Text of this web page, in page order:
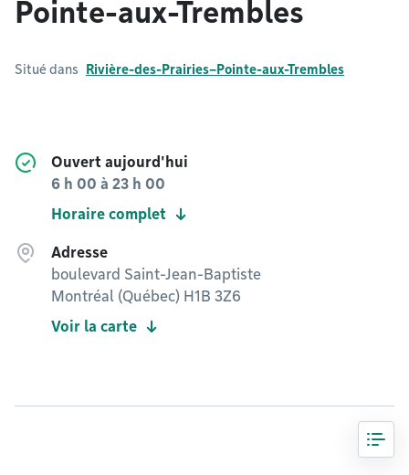
Pointe-aux-Trembles
Situé dans Rivière-des-Prairies–Pointe-aux-Trembles
Ouvert aujourd'hui
6 h 00 à 23 h 00
Horaire complet
Adresse
boulevard Saint-Jean-Baptiste
Montréal (Québec) H1B 3Z6
Voir la carte